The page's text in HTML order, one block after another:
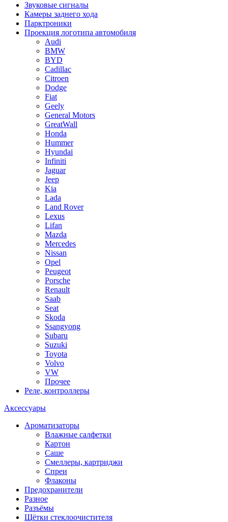
Звуковые сигналы
Камеры заднего хода
Парктроники
Проекция логотипа автомобиля
Audi
BMW
BYD
Cadillac
Citroen
Dodge
Fiat
Geely
General Motors
GreatWall
Honda
Hummer
Hyundai
Infiniti
Jaguar
Jeep
Kia
Lada
Land Rover
Lexus
Lifan
Mazda
Mercedes
Nissan
Opel
Peugeot
Porsche
Renault
Saab
Seat
Skoda
Ssangyong
Subaru
Suzuki
Toyota
Volvo
VW
Прочее
Реле, контроллеры
Аксессуары
Ароматизаторы
Влажные салфетки
Картон
Саше
Смеллеры, картриджи
Спреи
Флаконы
Предохранители
Разное
Разъёмы
Щётки стеклоочистителя